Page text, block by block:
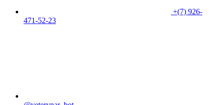
+(7) 926-
471-52-23